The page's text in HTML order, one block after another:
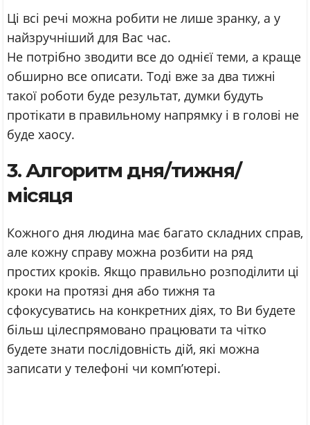
Ці всі речі можна робити не лише зранку, а у
найзручніший для Вас час.
Не потрібно зводити все до однієї теми, а краще
обширно все описати. Тоді вже за два тижні
такої роботи буде результат, думки будуть
протікати в правильному напрямку і в голові не
буде хаосу.
3. Алгоритм дня/тижня/
місяця
Кожного дня людина має багато складних справ,
але кожну справу можна розбити на ряд
простих кроків. Якщо правильно розподілити ці
кроки на протязі дня або тижня та
сфокусуватись на конкретних діях, то Ви будете
більш цілеспрямовано працювати та чітко
будете знати послідовність дій, які можна
записати у телефоні чи комп’ютері.